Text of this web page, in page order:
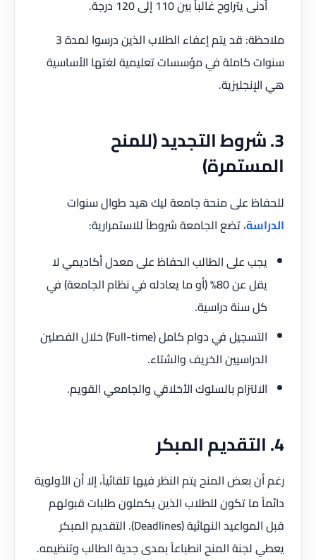
أدنى يتراوح غالباً بين 110 إلى 120 درجة.
ملاحظة: قد يتم إعفاء الطلاب الذين درسوا لمدة 3
سنوات كاملة في مؤسسات تعليمية لغتها الأساسية
هي الإنجليزية.
3. شروط التجديد (للمنح
المستمرة)
للحفاظ على منحة جامعة ليك هيد طوال سنوات
الدراسة، تضع الجامعة شروطاً للاستمرارية:
يجب على الطالب الحفاظ على معدل أكاديمي لا
يقل عن 80% (أو ما يعادله في نظام الجامعة) في
كل سنة دراسية.
التسجيل في دوام كامل (Full-time) خلال الفصلين
الدراسيين الخريف والشتاء.
الالتزام بالسلوك الأخلاقي والجامعي القويم.
4. التقديم المبكر
رغم أن بعض المنح يتم النظر فيها تلقائياً، إلا أن الأولوية
دائماً ما تكون للطلاب الذين يكملون طلبات قبولهم
قبل المواعيد النهائية (Deadlines). التقديم المبكر
يعطي لجنة المنح انطباعاً بمدى جدية الطالب وتنظيمه.